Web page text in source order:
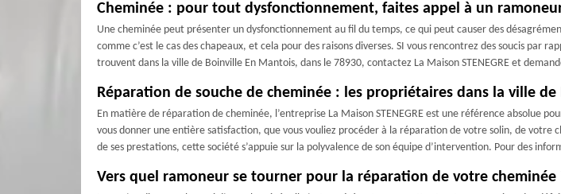
Cheminée : pour tout dysfonctionnement, faites appel à un
Une cheminée peut présenter un dysfonctionnement au fil du temps, ce qui peut causer des
comme c’est le cas des chapeaux, et cela pour des raisons diverses. SI vous rencontrez des soucis
trouvent dans la ville de Boinville En Mantois, dans le 78930, contactez La Maison STENEGRE et
Réparation de souche de cheminée : les propriétaires dans la ville
En matière de réparation de cheminée, l’entreprise La Maison STENEGRE est une référence absolue
vous donner une entière satisfaction, que vous vouliez procéder à la réparation de votre solin, de
de ses prestations, cette société s’appuie sur la polyvalence de son équipe d’intervention. Pour des
Vers quel ramoneur se tourner pour la réparation de votre cheminée